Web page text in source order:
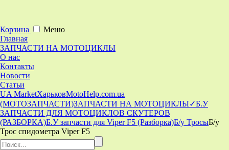
Корзина
Меню
Главная
ЗАПЧАСТИ НА МОТОЦИКЛЫ
О нас
Контакты
Новости
Статьи
UA MarketХарьковMotoHelp.com.ua
(МОТОЗАПЧАСТИ)ЗАПЧАСТИ НА МОТОЦИКЛЫ✓Б.У
ЗАПЧАСТИ ДЛЯ МОТОЦИКЛОВ СКУТЕРОВ
(РАЗБОРКА)Б.У запчасти для Viper F5 (Разборка)Б/у ТросыБ/у
Трос спидометра Viper F5